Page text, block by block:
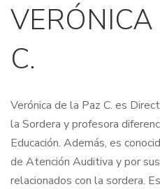
C.
Verónica de la Paz C. es
la Sordera y profesora
Educación. Además, es
de Atención Auditiva y por
relacionados con la sordera.